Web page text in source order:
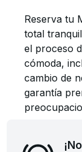
Reserva tu
total
el proceso
cómoda,
cambio de
garantía